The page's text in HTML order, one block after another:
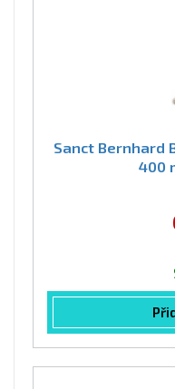
Sanct Bernhard
400